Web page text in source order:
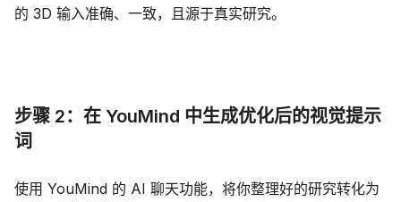
的 3D 输入准确、一致，且源于真实研究。
步骤 2：在 YouMind 中生成优化后的视觉提示
词
使用 YouMind 的 AI 聊天功能，将你整理好的研究转化为